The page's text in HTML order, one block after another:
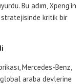
Bu adım, Xpeng’in
stratejisinde kritik bir
Mercedes-Benz,
global araba devlerine